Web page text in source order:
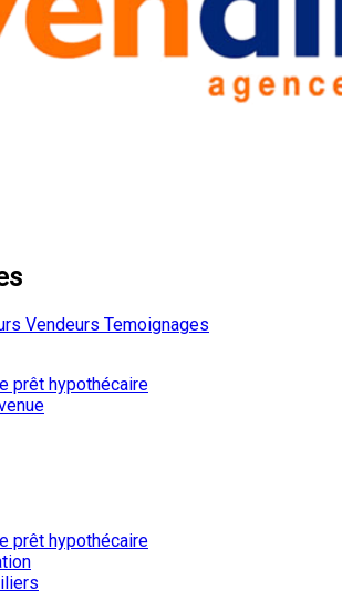
Vendeurs Temoignages
prêt hypothécaire
prêt hypothécaire